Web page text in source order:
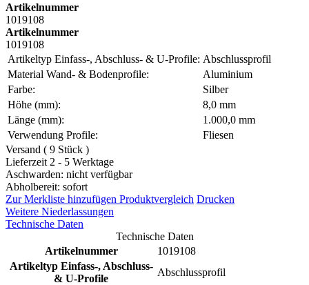
Artikelnummer
1019108
Artikelnummer
1019108
Artikeltyp Einfass-, Abschluss- & U-Profile: Abschlussprofil
Material Wand- & Bodenprofile:
Aluminium
Farbe:
Silber
Höhe (mm):
8,0 mm
Länge (mm):
1.000,0 mm
Verwendung Profile:
Fliesen
Versand ( 9 Stück )
Lieferzeit 2 - 5 Werktage
Aschwarden: nicht verfügbar
Abholbereit: sofort
Zur Merkliste hinzufügen Produktvergleich Drucken
Weitere Niederlassungen
Technische Daten
Technische Daten
Artikelnummer
1019108
Artikeltyp Einfass-, Abschluss-
& U-Profile
Abschlussprofil